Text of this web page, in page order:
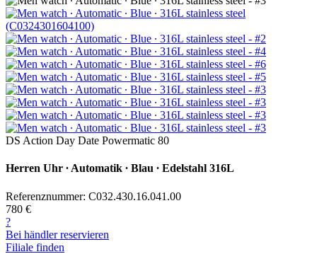
DS Action Day Date Powermatic 80
Herren Uhr ∙ Automatik ∙ Blau ∙ Edelstahl 316L
Referenznummer: C032.430.16.041.00
780 €
?
Bei händler reservieren
Filiale finden